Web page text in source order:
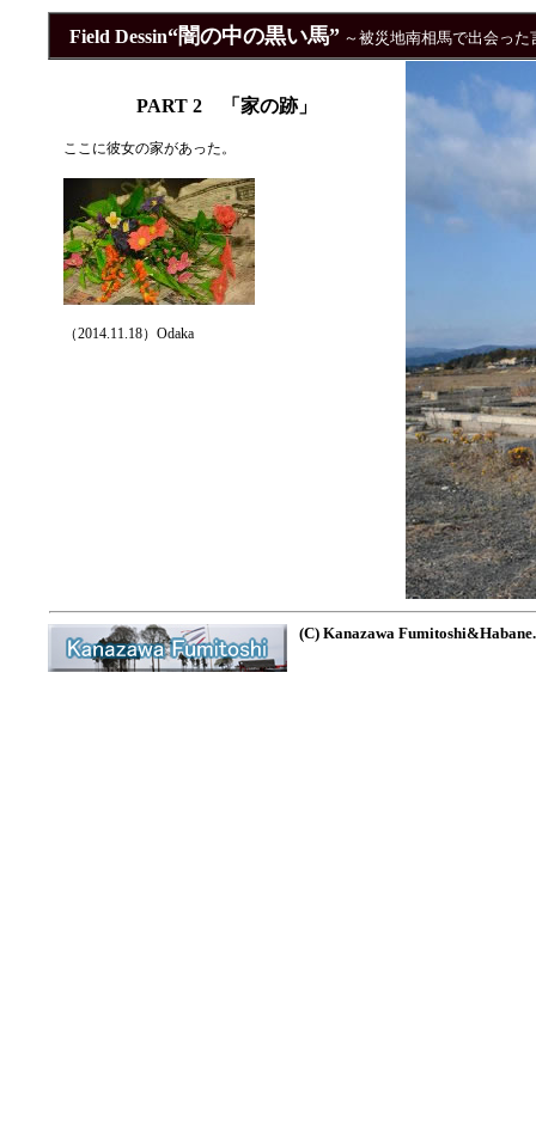
Field Dessin“闇の中の黒い馬” ～被災地南相馬で出会った
PART 2 「 家の跡」
ここに彼女の家があった。
（2014.11.18）Odaka
(C) Kanazawa